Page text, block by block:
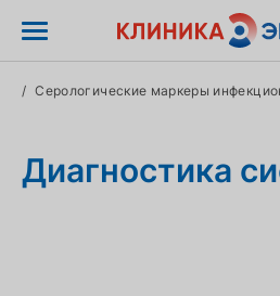
/ Серологические маркеры
Диагностика